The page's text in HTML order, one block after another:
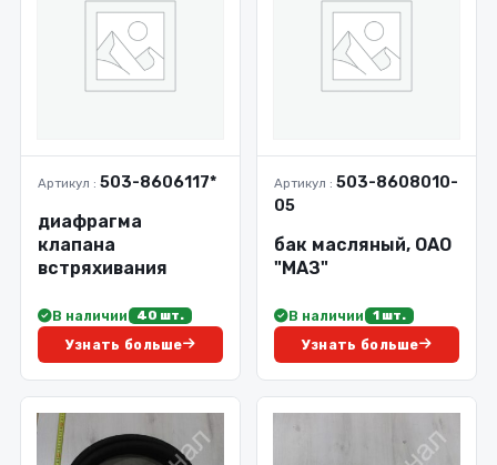
Артикул : 503-8606117*
диафрагма
клапана
встряхивания
В наличии 40 шт.
Узнать больше
Артикул : 503-8608010-
05
бак масляный, ОАО
"МАЗ"
В наличии 1 шт.
Узнать больше